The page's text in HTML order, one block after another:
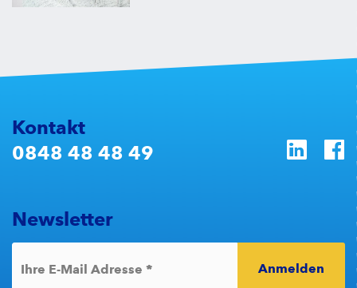
Kontakt
0848 48 48 49
Newsletter
Ihre E-Mail Adresse * Anmelden